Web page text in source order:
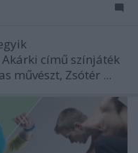
című színjáték
művészt, Zsótér ...